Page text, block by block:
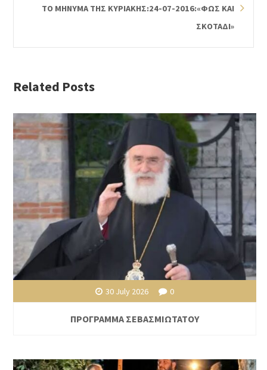
ΤΟ ΜΗΝΥΜΑ ΤΗΣ ΚΥΡΙΑΚΗΣ:24-07-2016:«ΦΩΣ ΚΑΙ
ΣΚΟΤΑΔΙ»
Related Posts
30 July 2026 0
ΠΡΟΓΡΑΜΜΑ ΣΕΒΑΣΜΙΩΤΑΤΟΥ